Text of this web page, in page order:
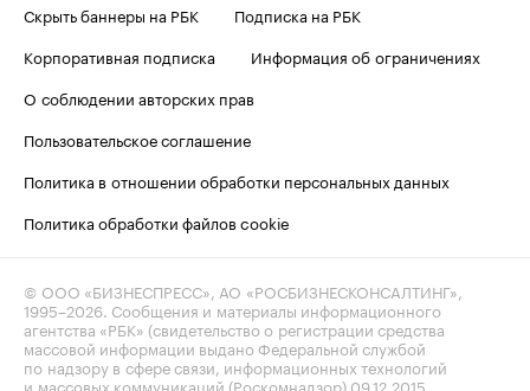
Скрыть баннеры на РБК
Подписка на РБК
Корпоративная подписка
Информация об ограничениях
О соблюдении авторских прав
Пользовательское соглашение
Политика в отношении обработки персональных данных
Политика обработки файлов cookie
© ООО «БИЗНЕСПРЕСС», АО «РОСБИЗНЕСКОНСАЛТИНГ»,
1995–2026 . Сообщения и материалы информационного
агентства «РБК» (свидетельство о регистрации средства
массовой информации выдано Федеральной службой
по надзору в сфере связи, информационных технологий
и массовых коммуникаций (Роскомнадзор) 09.12.2015